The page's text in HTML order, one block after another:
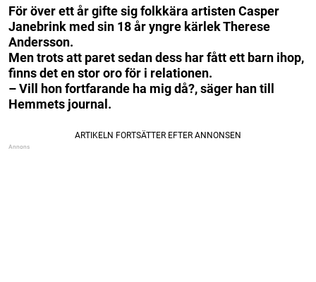
För över ett år gifte sig folkkära artisten Casper
Janebrink med sin 18 år yngre kärlek Therese
Andersson.
Men trots att paret sedan dess har fått ett barn ihop,
finns det en stor oro för i relationen.
– Vill hon fortfarande ha mig då?, säger han till
Hemmets journal.